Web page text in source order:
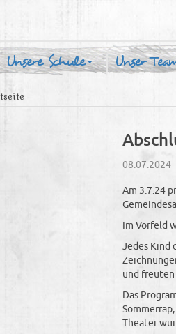
Unsere Schule Unser
08.07.2024
Am 3.7.24
Im Vorfeld
Jedes Kind
und freuten
Das
Theater